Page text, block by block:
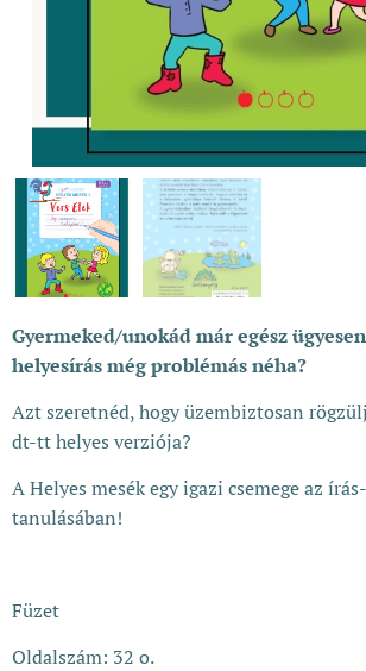
Gyermeked/unokád már egész
helyesírás még problémás néha?
Azt szeretnéd, hogy üzembiztosan
dt-tt helyes verziója?
A Helyes mesék egy igazi csemege az
tanulásában!
Füzet
Oldalszám: 32 o.